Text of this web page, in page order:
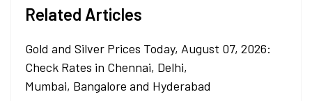
Related Articles
Gold and Silver Prices Today, August 07, 2026:
Check Rates in Chennai, Delhi,
Mumbai, Bangalore and Hyderabad